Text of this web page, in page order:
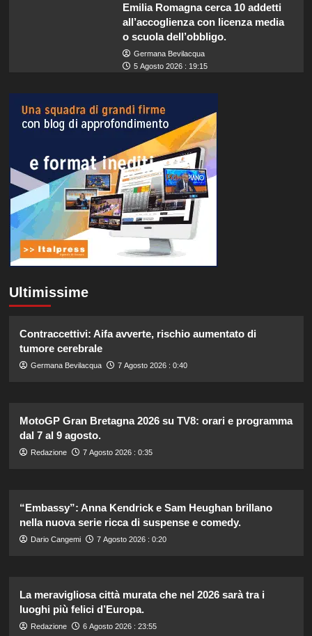
Emilia Romagna cerca 10 addetti
all’accoglienza con licenza media
o scuola dell’obbligo.
Germana Bevilacqua
5 Agosto 2026 : 19:15
Ultimissime
Contraccettivi: Aifa avverte, rischio aumentato di
tumore cerebrale
Germana Bevilacqua 7 Agosto 2026 : 0:40
MotoGP Gran Bretagna 2026 su TV8: orari e programma
dal 7 al 9 agosto.
Redazione 7 Agosto 2026 : 0:35
“Embassy”: Anna Kendrick e Sam Heughan brillano
nella nuova serie ricca di suspense e comedy.
Dario Cangemi 7 Agosto 2026 : 0:20
La meravigliosa città murata che nel 2026 sarà tra i
luoghi più felici d’Europa.
Redazione 6 Agosto 2026 : 23:55